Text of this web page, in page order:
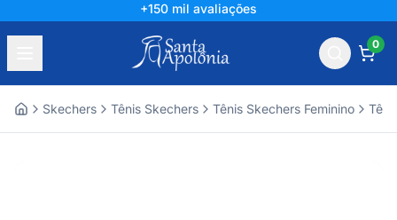
+150 mil avaliações
0
Skechers Tênis Skechers Tênis Skechers Feminino